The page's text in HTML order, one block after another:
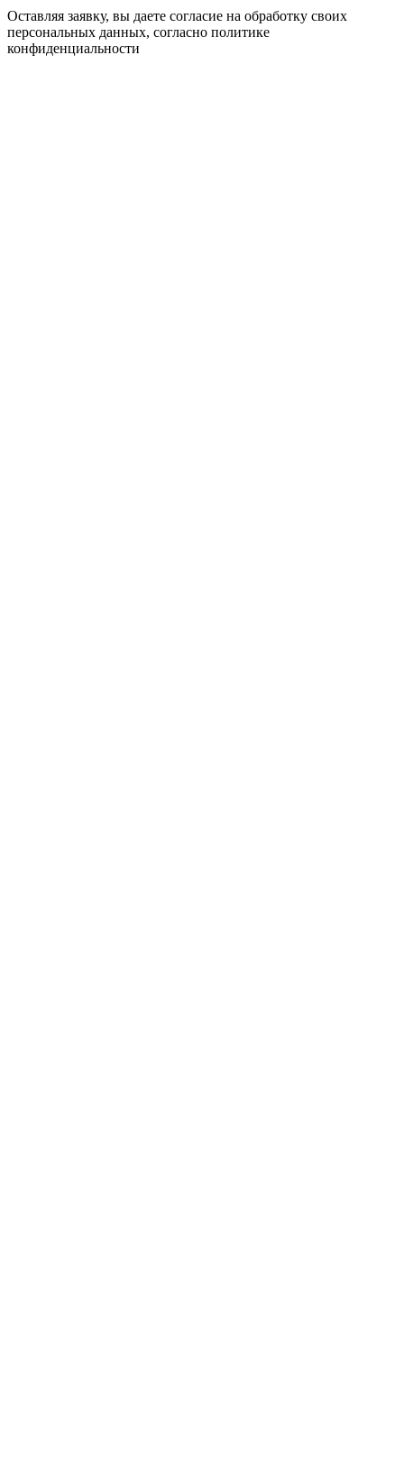
Оставляя заявку, вы даете согласие на обработку своих
персональных данных, согласно политике
конфиденциальности